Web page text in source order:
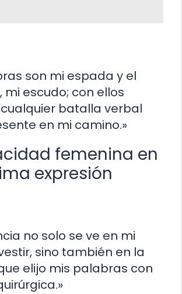
son mi espada y el
mi escudo; con ellos
batalla verbal
en mi camino.»
femenina en
expresión
no solo se ve en mi
sino también en la
elijo mis palabras con